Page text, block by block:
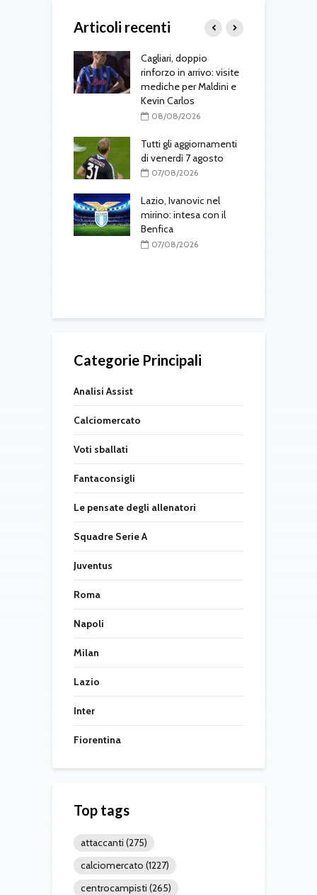
Articoli recenti
Cagliari, doppio
rinforzo in arrivo: visite
mediche per Maldini e
Kevin Carlos
08/08/2026
Tutti gli aggiornamenti
di venerdì 7 agosto
07/08/2026
Lazio, Ivanovic nel
mirino: intesa con il
Benfica
07/08/2026
Categorie Principali
Analisi Assist
Calciomercato
Voti sballati
Fantaconsigli
Le pensate degli allenatori
Squadre Serie A
Juventus
Roma
Napoli
Milan
Lazio
Inter
Fiorentina
Top tags
attaccanti (275)
calciomercato (1227)
centrocampisti (265)